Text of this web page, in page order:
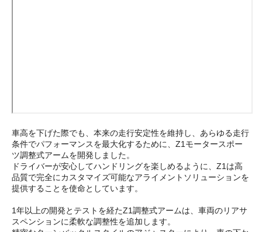
車高を下げた際でも、本来の走行安定性を維持し、あらゆる走行
条件でパフォーマンスを最大化するために、Z1モータースポー
ツ調整式アームを開発しました。
ドライバーが安心してハンドリングを楽しめるように、Z1は高
品質で完全にカスタマイズ可能なアライメントソリューションを
提供することを使命としています。
1年以上の開発とテストを経たZ1調整式アームは、車両のリアサ
スペンションに柔軟な調整性を追加します。